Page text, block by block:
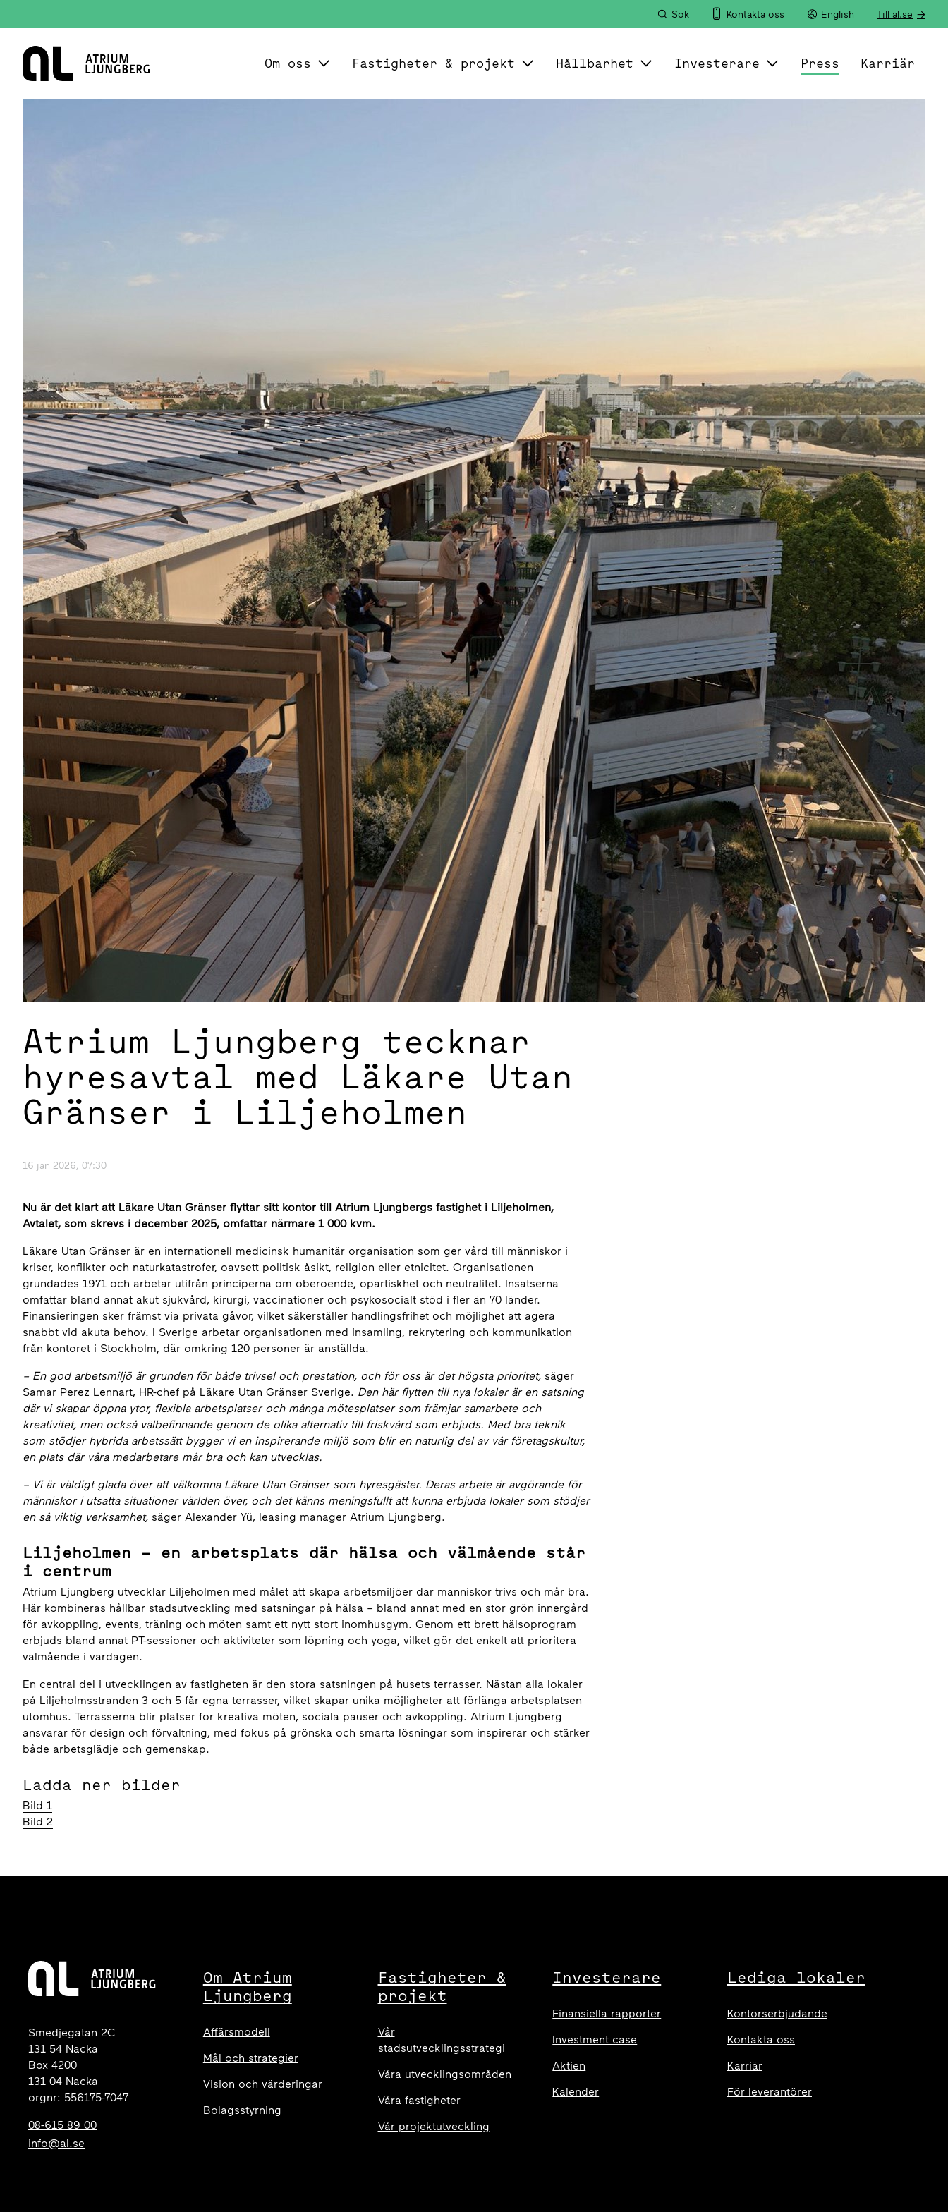
Sök Kontakta oss English Till al.se
Hem
Om oss Fastigheter & projekt Hållbarhet Investerare Press Karriär
Atrium Ljungberg tecknar
hyresavtal med Läkare Utan
Gränser i Liljeholmen
16 jan 2026, 07:30
Nu är det klart att Läkare Utan Gränser flyttar sitt kontor till Atrium Ljungbergs fastighet i Liljeholmen,
Avtalet, som skrevs i december 2025, omfattar närmare 1 000 kvm.
Läkare Utan Gränser är en internationell medicinsk humanitär organisation som ger vård till människor i
kriser, konflikter och naturkatastrofer, oavsett politisk åsikt, religion eller etnicitet. Organisationen
grundades 1971 och arbetar utifrån principerna om oberoende, opartiskhet och neutralitet. Insatserna
omfattar bland annat akut sjukvård, kirurgi, vaccinationer och psykosocialt stöd i fler än 70 länder.
Finansieringen sker främst via privata gåvor, vilket säkerställer handlingsfrihet och möjlighet att agera
snabbt vid akuta behov. I Sverige arbetar organisationen med insamling, rekrytering och kommunikation
från kontoret i Stockholm, där omkring 120 personer är anställda.
– En god arbetsmiljö är grunden för både trivsel och prestation, och för oss är det högsta prioritet, säger
Samar Perez Lennart, HR-chef på Läkare Utan Gränser Sverige. Den här flytten till nya lokaler är en satsning
där vi skapar öppna ytor, flexibla arbetsplatser och många mötesplatser som främjar samarbete och
kreativitet, men också välbefinnande genom de olika alternativ till friskvård som erbjuds. Med bra teknik
som stödjer hybrida arbetssätt bygger vi en inspirerande miljö som blir en naturlig del av vår företagskultur,
en plats där våra medarbetare mår bra och kan utvecklas.
– Vi är väldigt glada över att välkomna Läkare Utan Gränser som hyresgäster. Deras arbete är avgörande för
människor i utsatta situationer världen över, och det känns meningsfullt att kunna erbjuda lokaler som stödjer
en så viktig verksamhet, säger Alexander Yü, leasing manager Atrium Ljungberg.
Liljeholmen – en arbetsplats där hälsa och välmående står
i centrum
Atrium Ljungberg utvecklar Liljeholmen med målet att skapa arbetsmiljöer där människor trivs och mår bra.
Här kombineras hållbar stadsutveckling med satsningar på hälsa – bland annat med en stor grön innergård
för avkoppling, events, träning och möten samt ett nytt stort inomhusgym. Genom ett brett hälsoprogram
erbjuds bland annat PT-sessioner och aktiviteter som löpning och yoga, vilket gör det enkelt att prioritera
välmående i vardagen.
En central del i utvecklingen av fastigheten är den stora satsningen på husets terrasser. Nästan alla lokaler
på Liljeholmsstranden 3 och 5 får egna terrasser, vilket skapar unika möjligheter att förlänga arbetsplatsen
utomhus. Terrasserna blir platser för kreativa möten, sociala pauser och avkoppling. Atrium Ljungberg
ansvarar för design och förvaltning, med fokus på grönska och smarta lösningar som inspirerar och stärker
både arbetsglädje och gemenskap.
Ladda ner bilder
Bild 1
Bild 2
Smedjegatan 2C
131 54 Nacka
Box 4200
131 04 Nacka
orgnr: 556175-7047
08-615 89 00
info@al.se
Om Atrium
Ljungberg
Affärsmodell
Mål och strategier
Vision och värderingar
Bolagsstyrning
Fastigheter &
projekt
Vår
stadsutvecklingsstrategi
Våra utvecklingsområden
Våra fastigheter
Vår projektutveckling
Investerare
Finansiella rapporter
Investment case
Aktien
Kalender
Lediga lokaler
Kontorserbjudande
Kontakta oss
Karriär
För leverantörer